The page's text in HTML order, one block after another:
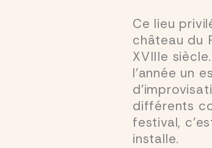
Ce lieu
château du
XVIIIe
l’année un
différents
festival,
installe.